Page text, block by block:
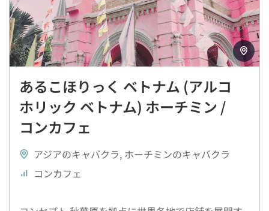
あるこほりっく ベトナム (アルコ
ホリック ベトナム) ホーチミン /
コンカフェ
アジアのキャバクラ, ホーチミンのキャバクラ
コンカフェ